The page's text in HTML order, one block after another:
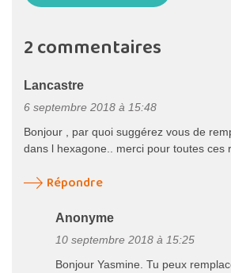
2 commentaires
Lancastre
6 septembre 2018 à 15:48
Bonjour , par quoi suggérez vous de
dans l hexagone.. merci pour toutes ces
Répondre
Anonyme
10 septembre 2018 à 15:25
Bonjour Yasmine. Tu peux